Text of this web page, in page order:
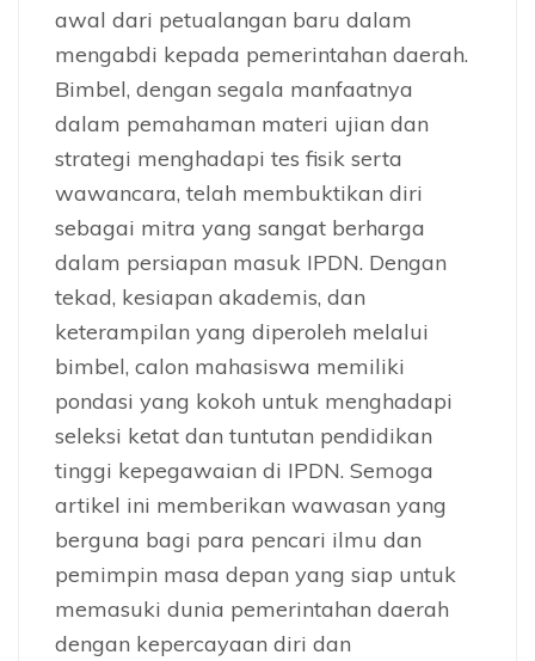
awal dari petualangan baru dalam
mengabdi kepada pemerintahan daerah.
Bimbel, dengan segala manfaatnya
dalam pemahaman materi ujian dan
strategi menghadapi tes fisik serta
wawancara, telah membuktikan diri
sebagai mitra yang sangat berharga
dalam persiapan masuk IPDN. Dengan
tekad, kesiapan akademis, dan
keterampilan yang diperoleh melalui
bimbel, calon mahasiswa memiliki
pondasi yang kokoh untuk menghadapi
seleksi ketat dan tuntutan pendidikan
tinggi kepegawaian di IPDN. Semoga
artikel ini memberikan wawasan yang
berguna bagi para pencari ilmu dan
pemimpin masa depan yang siap untuk
memasuki dunia pemerintahan daerah
dengan kepercayaan diri dan